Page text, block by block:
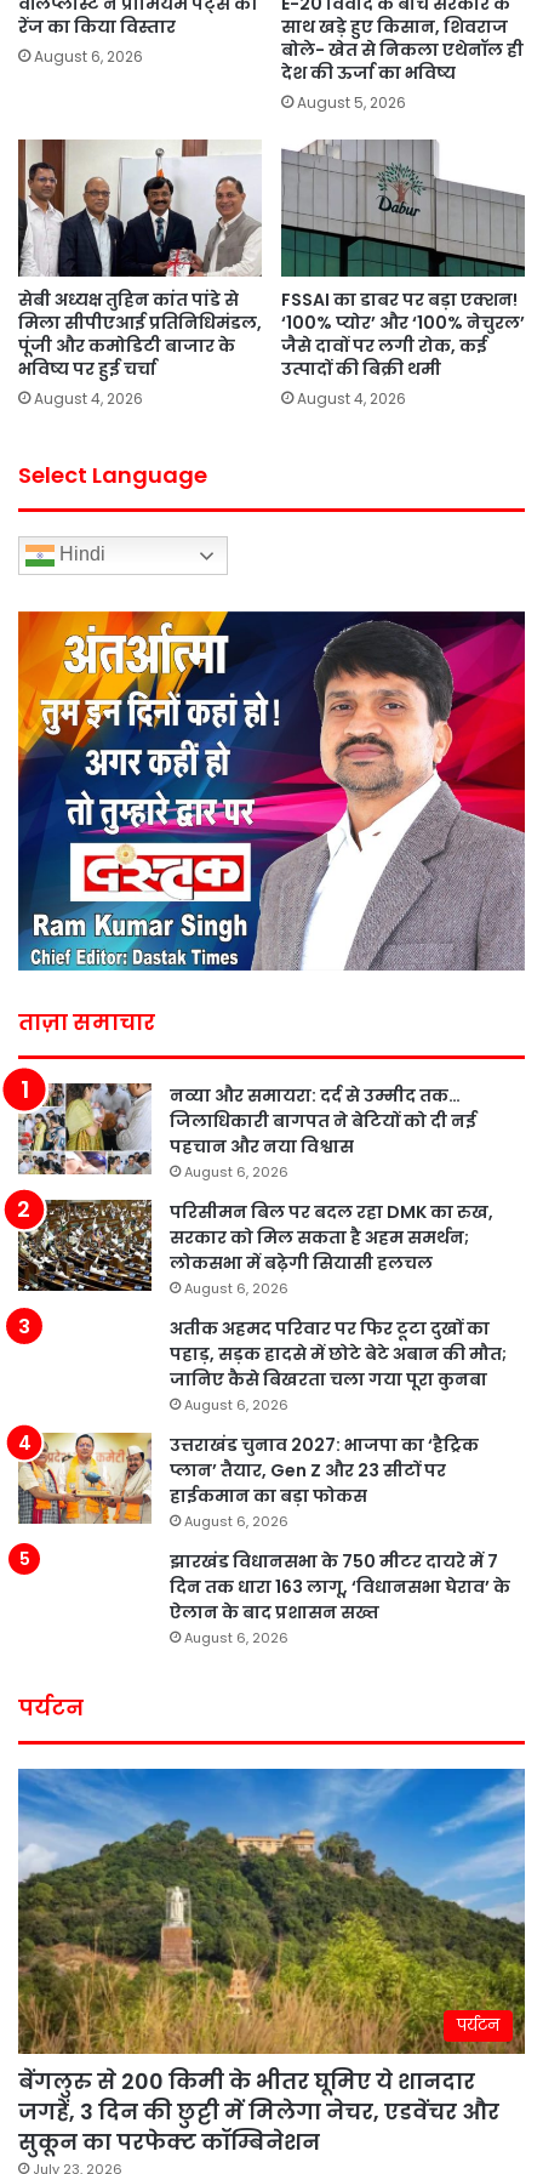
रेंज का किया विस्तार
August 6, 2026
साथ खड़े हुए किसान, शिवराज
बोले- खेत से निकला एथेनॉल ही
देश की ऊर्जा का भविष्य
August 5, 2026
सेबी अध्यक्ष तुहिन कांत पांडे से
मिला सीपीएआई प्रतिनिधिमंडल,
पूंजी और कमोडिटी बाजार के
भविष्य पर हुई चर्चा
August 4, 2026
FSSAI का डाबर पर बड़ा एक्शन!
‘100% प्योर’ और ‘100% नेचुरल’
जैसे दावों पर लगी रोक, कई
उत्पादों की बिक्री थमी
August 4, 2026
Select Language
Hindi
ताज़ा समाचार
नव्या और समायरा: दर्द से उम्मीद तक…
जिलाधिकारी बागपत ने बेटियों को दी नई
पहचान और नया विश्वास
August 6, 2026
परिसीमन बिल पर बदल रहा DMK का रुख,
सरकार को मिल सकता है अहम समर्थन;
लोकसभा में बढ़ेगी सियासी हलचल
August 6, 2026
अतीक अहमद परिवार पर फिर टूटा दुखों का
पहाड़, सड़क हादसे में छोटे बेटे अबान की मौत;
जानिए कैसे बिखरता चला गया पूरा कुनबा
August 6, 2026
उत्तराखंड चुनाव 2027: भाजपा का ‘हैट्रिक
प्लान’ तैयार, Gen Z और 23 सीटों पर
हाईकमान का बड़ा फोकस
August 6, 2026
झारखंड विधानसभा के 750 मीटर दायरे में 7
दिन तक धारा 163 लागू, ‘विधानसभा घेराव’ के
ऐलान के बाद प्रशासन सख्त
August 6, 2026
पर्यटन
पर्यटन
बेंगलुरु से 200 किमी के भीतर घूमिए ये शानदार
जगहें, 3 दिन की छुट्टी में मिलेगा नेचर, एडवेंचर और
सुकून का परफेक्ट कॉम्बिनेशन
July 23, 2026